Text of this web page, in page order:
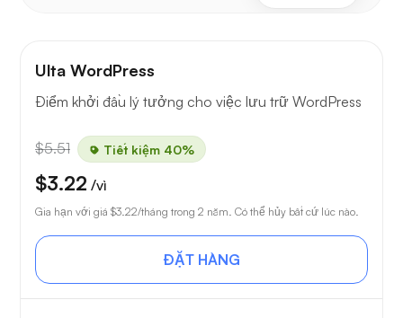
Ulta WordPress
Điểm khởi đầu lý tưởng cho việc lưu trữ WordPress
$5.51 Tiết kiệm 40%
$3.22 /vì
Gia hạn với giá $3.22/tháng trong 2 năm. Có thể hủy bất cứ lúc nào.
ĐẶT HÀNG